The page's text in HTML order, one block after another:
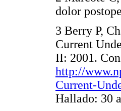
dolor
3 Berry P,
Current
II: 2001.
http://
Current-
Hallado: